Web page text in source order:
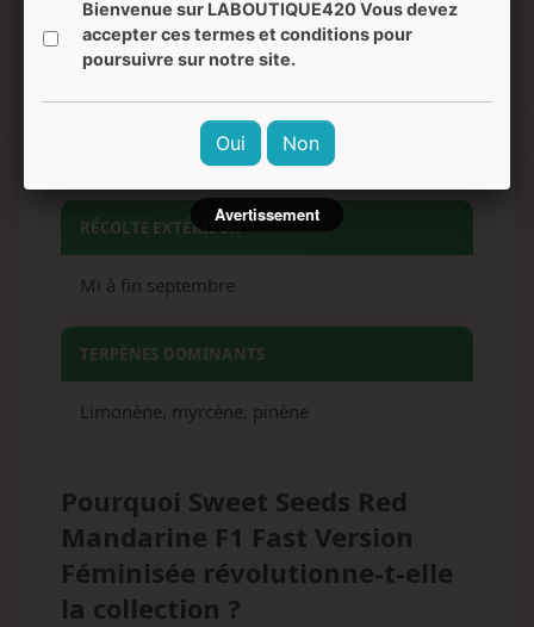
Relaxation corporelle, stimulation mentale
modérée, euphorie légère
NIVEAU DE DIFFICULTÉ
RÉCOLTE EXTÉRIEUR
Mi à fin septembre
TERPÈNES DOMINANTS
Limonène, myrcène, pinène
Pourquoi Sweet Seeds Red
Mandarine F1 Fast Version
Féminisée révolutionne-t-elle
la collection ?
Bienvenue sur LABOUTIQUE420 Vous devez
accepter ces termes et conditions pour
poursuivre sur notre site.
Oui Non
Avertissement